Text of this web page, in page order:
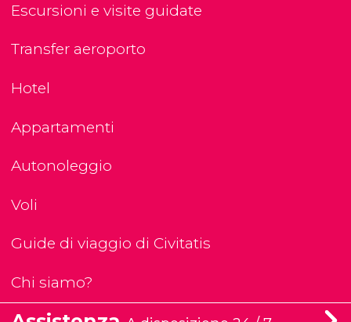
Escursioni e visite guidate
Transfer aeroporto
Hotel
Appartamenti
Autonoleggio
Voli
Guide di viaggio di Civitatis
Chi siamo?